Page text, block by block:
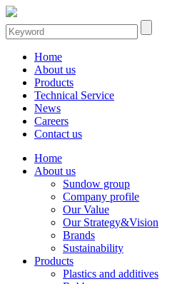
Home
About us
Products
Technical Service
News
Careers
Contact us
Home
About us
Sundow group
Company profile
Our Value
Our Strategy&Vision
Brands
Sustainability
Products
Plastics and additives